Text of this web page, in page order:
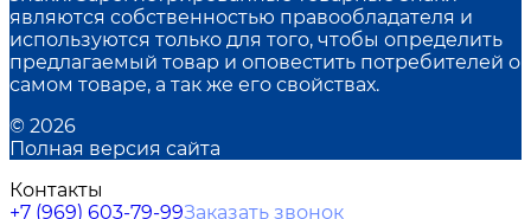
являются собственностью правообладателя и
используются только для того, чтобы определить
предлагаемый товар и оповестить потребителей о
самом товаре, а так же его свойствах.
© 2026
Полная версия сайта
Контакты
+7 (969) 603-79-99Заказать звонок